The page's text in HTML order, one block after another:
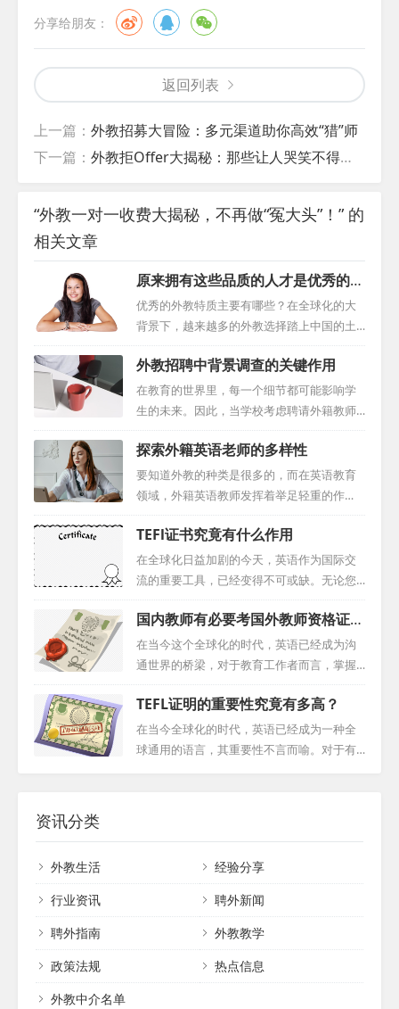
分享给朋友：
返回列表
上一篇： 外教招募大冒险：多元渠道助你高效“猎”师
下一篇： 外教拒Offer大揭秘：那些让人哭笑不得的理由
“外教一对一收费大揭秘，不再做“冤大头”！” 的
相关文章
原来拥有这些品质的人才是优秀的外
教
优秀的外教特质主要有哪些？在全球化的大
背景下，越来越多的外教选择踏上中国的土
地，参与到中国的教育事业中。他们带来的
不仅是新颖的教学理念，更是对教育的一种
全新理解和实践。那么，优秀的外教特质究
竟有哪些呢？这篇文章将对此进行深入探
讨。 一、坚实的教育背景：学科知识的深度
与广度 优秀的外教特质首先包括具备扎实的
学科知识基础。在中国，由于教育体制与国
外有所不同，他们需要对中国教育有深入的
学生需求、学习习惯的了解。与此同时，他
们还需要通过如CELTA、PGCE等教育认证，
证明自己...
外教招聘中背景调查的关键作用
在教育的世界里，每一个细节都可能影响学
生的未来。因此，当学校考虑聘请外籍教师
时，这个决定并不仅仅是基于他们的资格或
经验，而是需要一个更为深入和全面的考
量。这就引出了对外教背景调查作用及其重
要性的思考。本文将探讨为什么外教背景调
查在外籍教师招聘过程程中是不可或缺的，
以及它所涉及的各个关键环节。 一、身份信
息的透明度 当我们谈论外籍教师，首先我们
需要确保他们的身份是真实的。护照、签证
基础信息不仅帮助我们确认教师的合法身
份，还为我们提供了他们来自哪个国家、年
龄等基本信息。这些...
探索外籍英语老师的多样性
要知道外教的种类是很多的，而在英语教育
领域，外籍英语教师发挥着举足轻重的作
用，特别是在那些对语言技能要求极高的国
家，如中国。然而，了解这些教育工作者的
不同类别可以为他们的独特技能和贡献提供
深刻的见解。本文旨在深入研究这些类别，
以便更好地理解和欣赏外籍英语教师的多面
性。 一、教学专长 外籍英语教师可根据其教
学专长进行分类。一部分教师擅长语言英语
教学，他们专注于提高学生的会话能力、商
备。另一方面，还有专注于学科英语教学的
教师，他们用英语教授数学、物理、历史等
学科知识。 二、...
TEFl证书究竟有什么作用
在全球化日益加剧的今天，英语作为国际交
流的重要工具，已经变得不可或缺。无论您
是教育行业的从业者，还是寻求职业发展的
专业人士，或是渴望提升自我能力的有志之
士，掌握英语都将成为您走向成功的关键。
而在众多英语教育认证中，TEFL认证以其独
特的优势，为全球的英语教育工作者和学习
者提供了无尽的机遇。 TEFL：解锁英语教学
新境界 TEFL，即对外英语教学，是一项专为
非英语母语者教授英语的国际认证。它旨在
国内教师有必要考国外教师资格证书
吗？
在当今这个全球化的时代，英语已经成为沟
通世界的桥梁，对于教育工作者而言，掌握
并精通英语教学不仅是一项技能，更是开启
本地与全球职业机遇的钥匙。对于中国教师
而言，获得TEFL认证不仅是一个选择，更是
对自我专业成长的战略投资。那么，国外教
学习和实践，教师可以获得英语教学的核心
知识、教学方法和实践技能。这种系统的培
TEFL证明的重要性究竟有多高？
在当今全球化的时代，英语已经成为一种全
球通用的语言，其重要性不言而喻。对于有
关键。 首先，我们来了解一下什么是TEFL认
证。TEFL认证是对外英语教学领域的一项专
业认证，它证明了持有者具备在英语为非母
语的国家教授英语的能力。这不仅仅是一张
纸质的证书，更是对持证人教学技能、专业
素养和跨文化沟通能力的认可。无论您是经...
资讯分类
外教生活
经验分享
行业资讯
聘外新闻
聘外指南
外教教学
政策法规
热点信息
外教中介名单